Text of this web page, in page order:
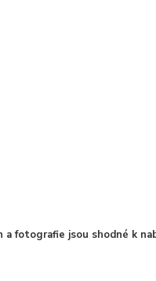
fotografie jsou shodné k